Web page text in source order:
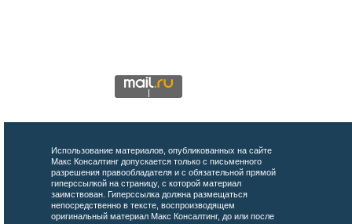
Использование материалов, опубликованных на сайте
Макс Консалтинг допускается только с письменного
разрешения правообладателя и с обязательной прямой
гиперссылкой на страницу, с которой материал
заимствован. Гиперссылка должна размещаться
непосредственно в тексте, воспроизводящем
оригинальный материал Макс Консалтинг, до или после